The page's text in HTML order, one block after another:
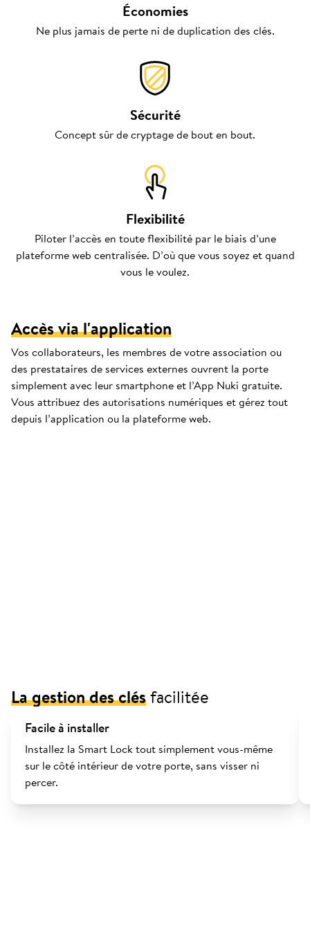
Économies
Ne plus jamais de perte ni de duplication des clés.
Sécurité
Concept sûr de cryptage de bout en bout.
Flexibilité
Piloter l’accès en toute flexibilité par le biais d’une
plateforme web centralisée. D’où que vous soyez et quand
vous le voulez.
Accès via l'application
Vos collaborateurs, les membres de votre association ou
des prestataires de services externes ouvrent la porte
simplement avec leur smartphone et l’App Nuki gratuite.
Vous attribuez des autorisations numériques et gérez tout
depuis l’application ou la plateforme web.
La gestion des clésfacilitée
Facile à installer
Installez la Smart Lock tout simplement vous-même
sur le côté intérieur de votre porte, sans visser ni
percer.